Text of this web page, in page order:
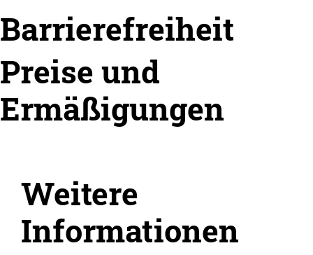
Barrierefreiheit
Preise und
Ermäßigungen
Weitere
Informationen